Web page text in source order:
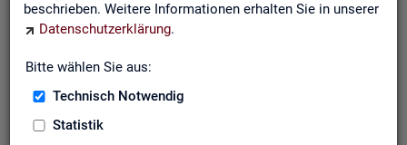
beschrieben. Weitere Informationen erhalten Sie in unserer
Datenschutzerklärung.
Bitte wählen Sie aus:
Technisch Notwendig
Statistik
Un­ter­be­schäf­ti­gung